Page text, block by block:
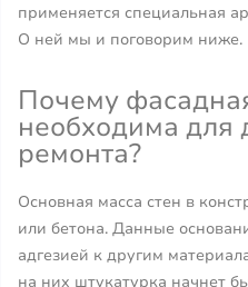
применяется специальная
О ней мы и поговорим ниже.
Почему
необходима для
ремонта?
Основная масса стен в
или бетона. Данные
адгезией к другим
на них штукатурка начнет